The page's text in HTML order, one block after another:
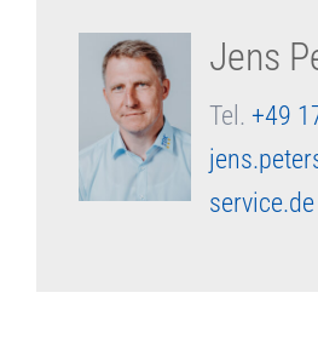
Jens
Tel. +49
service.de